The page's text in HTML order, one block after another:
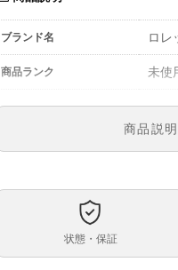
ブランド名 ロレ
商品ランク 未使
参考定価
ムーブメント
商品説
状態・保証